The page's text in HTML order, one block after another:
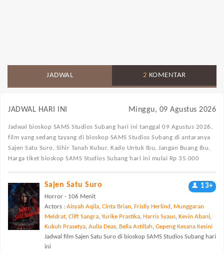
JADWAL 2 KOMENTAR
JADWAL HARI INI Minggu, 09 Agustus 2026
Jadwal bioskop SAMS Studios Subang hari ini tanggal 09 Agustus 2026,
film yang sedang tayang di bioskop SAMS Studios Subang di antaranya
Sajen Satu Suro, Sihir Tanah Kubur, Kado Untuk Ibu, Jangan Buang Ibu.
Harga tiket bioskop SAMS Studios Subang hari ini mulai Rp 35.000
Sajen Satu Suro 13+
Horror - 106 Menit
Actors : Aisyah Aqila, Cinta Brian, Frislly Herlind , Munggaran
Meldrat, Clift Sangra, Yurike Prastika, Harris Syaus, Kevin Abani,
Kukuh Prasetya, Aulia Deas, Bella Astillah, Gepeng Kesana Kesini
Jadwal film Sajen Satu Suro di bioskop SAMS Studios Subang hari
ini